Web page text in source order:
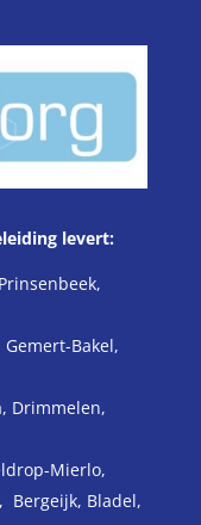
levert:
Bakel,
Drimmelen,
Mierlo,
Bergeijk, Bladel,